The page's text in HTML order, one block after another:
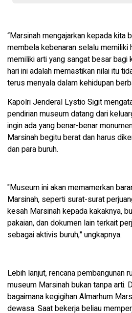
“Marsinah mengajarkan kepada kita
membela kebenaran selalu memiliki
memiliki arti yang sangat besar bagi
hari ini adalah memastikan nilai itu
terus menyala dalam kehidupan
Kapolri Jenderal Lystio Sigit
pendirian museum datang dari
ingin ada yang benar-benar
Marsinah begitu berat dan harus
dan para buruh.
"Museum ini akan memamerkan
Marsinah, seperti surat-surat
kesah Marsinah kepada kakaknya,
pakaian, dan dokumen lain terkait
sebagai aktivis buruh," ungkapnya.
Lebih lanjut, rencana pembangunan
museum Marsinah bukan tanpa arti.
bagaimana kegigihan Almarhum
dewasa. Saat bekerja beliau